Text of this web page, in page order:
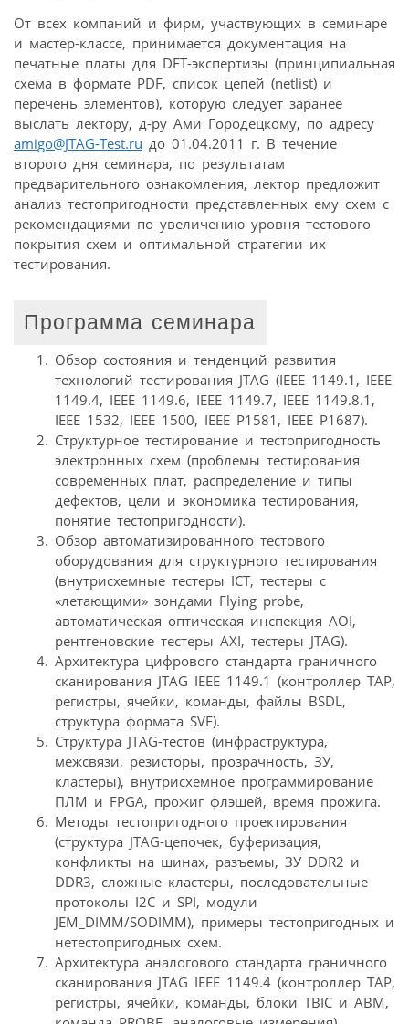
От всех компаний и фирм, участвующих в семинаре
и мастер-классе, принимается документация на
печатные платы для DFT-экспертизы (принципиальная
схема в формате PDF, список цепей (netlist) и
перечень элементов), которую следует заранее
выслать лектору, д-ру Ами Городецкому, по адресу
amigo@JTAG-Test.ru до 01.04.2011 г. В течение
второго дня семинара, по результатам
предварительного ознакомления, лектор предложит
анализ тестопригодности представленных ему схем с
рекомендациями по увеличению уровня тестового
покрытия схем и оптимальной стратегии их
тестирования.
Программа семинара
Обзор состояния и тенденций развития
технологий тестирования JTAG (IEEE 1149.1, IEEE
1149.4, IEEE 1149.6, IEEE 1149.7, IEEE 1149.8.1,
IEEE 1532, IEEE 1500, IEEE P1581, IEEE Р1687).
Структурное тестирование и тестопригодность
электронных схем (проблемы тестирования
современных плат, распределение и типы
дефектов, цели и экономика тестирования,
понятие тестопригодности).
Обзор автоматизированного тестового
оборудования для структурного тестирования
(внутрисхемные тестеры ICT, тестеры с
«летающими» зондами Flying probe,
автоматическая оптическая инспекция AOI,
рентгеновские тестеры AXI, тестеры JTAG).
Архитектура цифрового стандарта граничного
сканирования JTAG IEEE 1149.1 (контроллер ТАР,
регистры, ячейки, команды, файлы BSDL,
структура формата SVF).
Структура JTAG-тестов (инфраструктура,
межсвязи, резисторы, прозрачность, ЗУ,
кластеры), внутрисхемное программирование
ПЛМ и FPGA, прожиг флэшей, время прожига.
Методы тестопригодного проектирования
(структура JTAG-цепочек, буферизация,
конфликты на шинах, разъемы, ЗУ DDR2 и
DDR3, сложные кластеры, последовательные
протоколы I2C и SPI, модули
JEM_DIMM/SODIMM), примеры тестопригодных и
нетестопригодных схем.
Архитектура аналогового стандарта граничного
сканирования JTAG IEEE 1149.4 (контроллер ТАР,
регистры, ячейки, команды, блоки TBIC и ABM,